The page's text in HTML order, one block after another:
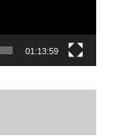
01:13:59